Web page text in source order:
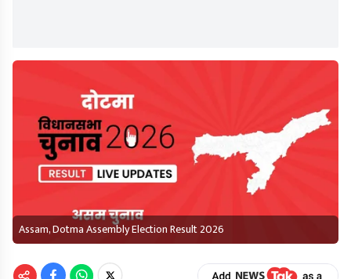
Assam, Dotma Assembly Election Result 2026